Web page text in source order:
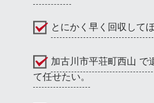
とにかく早く回収して
加古川市平荘町西山 で
て任せたい。